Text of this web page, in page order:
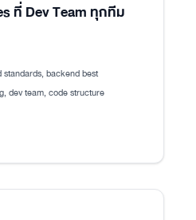
ที่ Dev Team ทุกทีม
backend best
dev team, code structure